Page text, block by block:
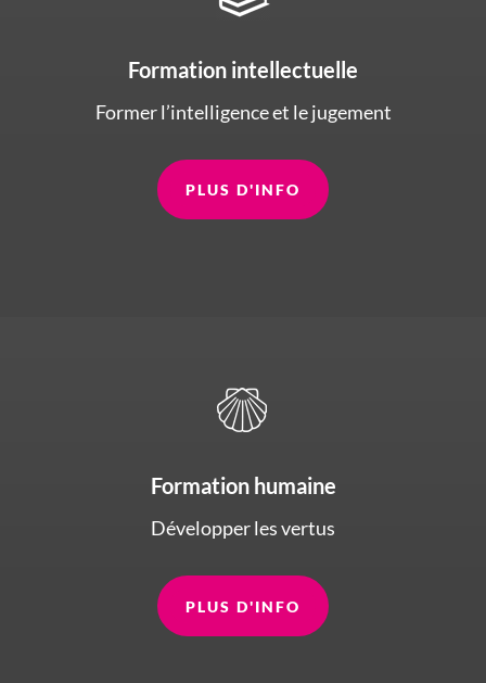
Formation intellectuelle
Former l’intelligence et le jugement
PLUS D'INFO
Formation humaine
Développer les vertus
PLUS D'INFO